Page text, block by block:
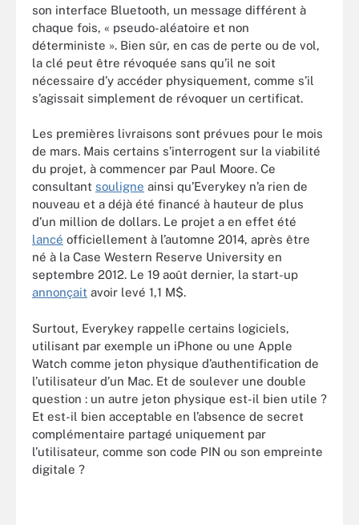
son interface Bluetooth, un message différent à
chaque fois, « pseudo-aléatoire et non
déterministe ». Bien sûr, en cas de perte ou de vol,
la clé peut être révoquée sans qu’il ne soit
nécessaire d’y accéder physiquement, comme s’il
s’agissait simplement de révoquer un certificat.
Les premières livraisons sont prévues pour le mois
de mars. Mais certains s’interrogent sur la viabilité
du projet, à commencer par Paul Moore. Ce
consultant souligne ainsi qu’Everykey n’a rien de
nouveau et a déjà été financé à hauteur de plus
d’un million de dollars. Le projet a en effet été
lancé officiellement à l’automne 2014, après être
né à la Case Western Reserve University en
septembre 2012. Le 19 août dernier, la start-up
annonçait avoir levé 1,1 M$.
Surtout, Everykey rappelle certains logiciels,
utilisant par exemple un iPhone ou une Apple
Watch comme jeton physique d’authentification de
l’utilisateur d’un Mac. Et de soulever une double
question : un autre jeton physique est-il bien utile ?
Et est-il bien acceptable en l’absence de secret
complémentaire partagé uniquement par
l’utilisateur, comme son code PIN ou son empreinte
digitale ?